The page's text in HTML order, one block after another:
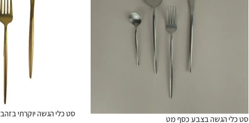
סט כלי הגשה בצבע כסף מט
סט כלי הגשה יוקרתי בזהב